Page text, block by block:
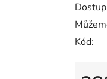
Kód: